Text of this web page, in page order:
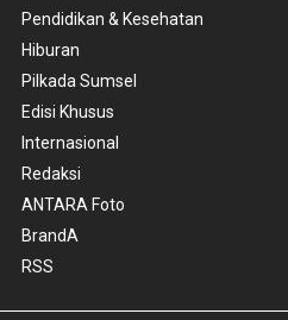
Pendidikan & Kesehatan
Hiburan
Pilkada Sumsel
Edisi Khusus
Internasional
Redaksi
ANTARA Foto
BrandA
RSS